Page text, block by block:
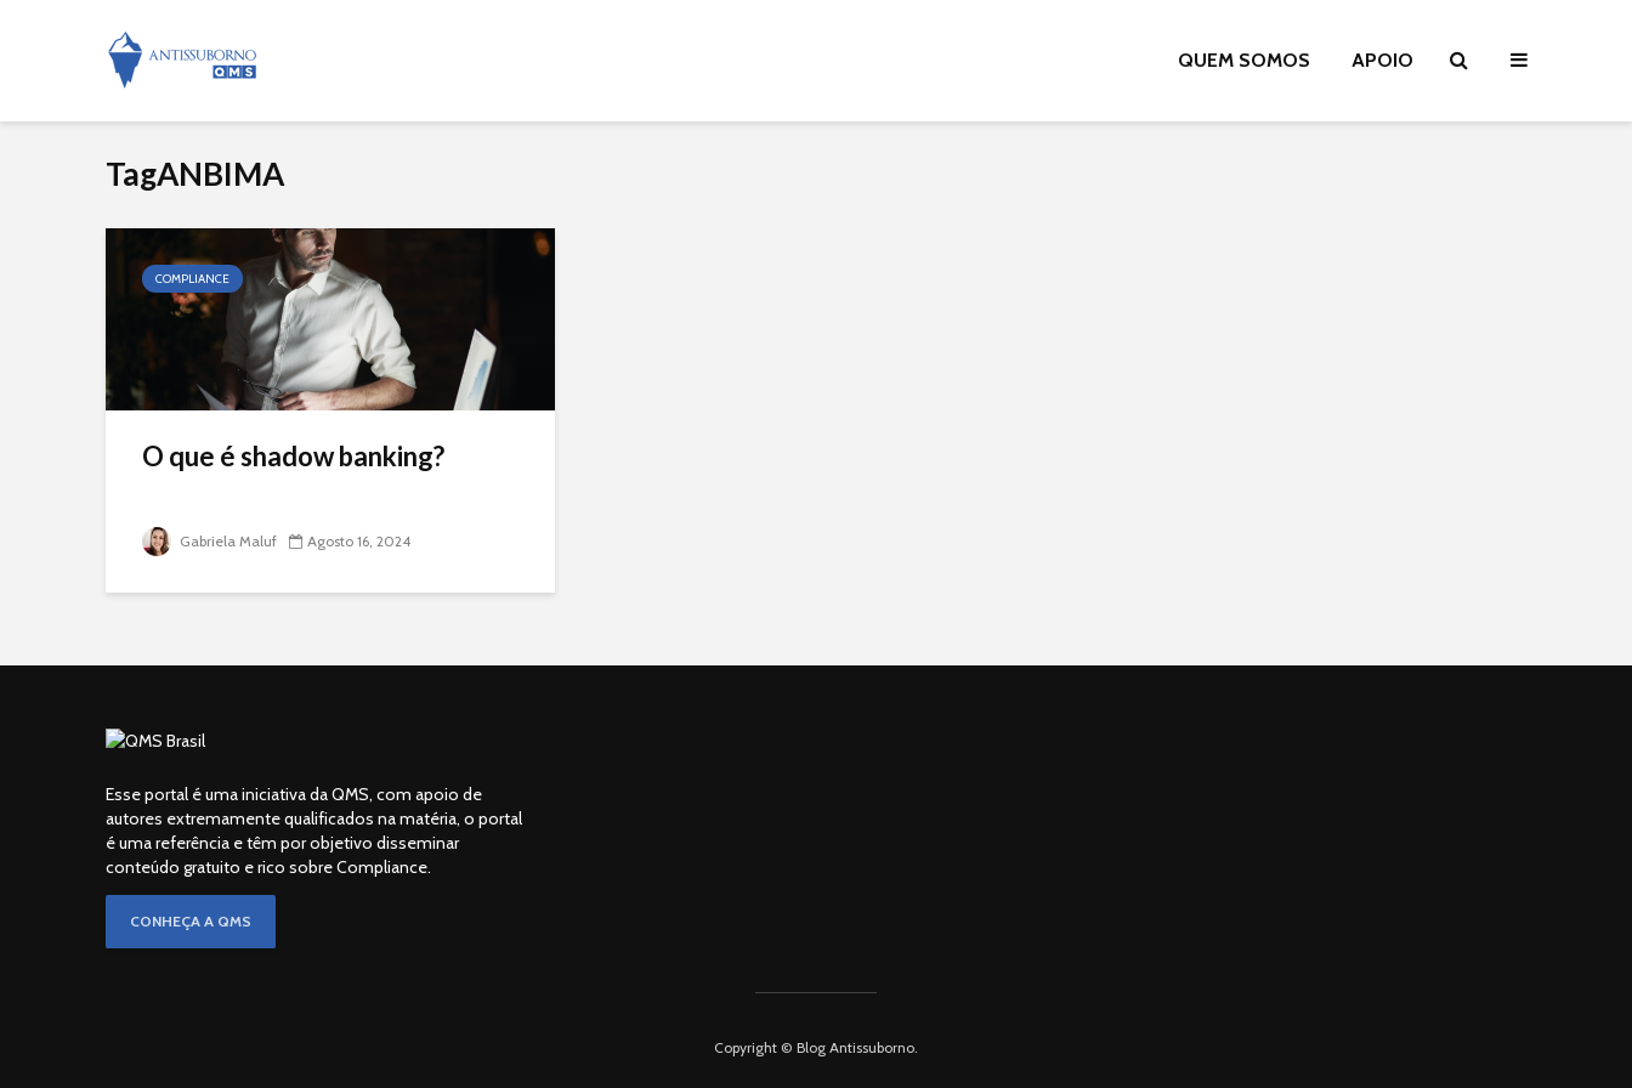
QUEM SOMOS APOIO
TagANBIMA
COMPLIANCE
O que é shadow banking?
Gabriela Maluf Agosto 16, 2024
Esse portal é uma iniciativa da QMS, com apoio de
autores extremamente qualificados na matéria, o portal
é uma referência e têm por objetivo disseminar
conteúdo gratuito e rico sobre Compliance.
CONHEÇA A QMS
Copyright © Blog Antissuborno.